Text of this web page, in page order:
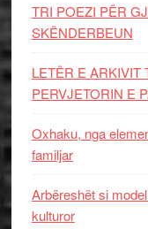
TRI POEZI PËR
SKËNDERBEUN
LETËR E ARKIVIT
PERVJETORIN E
Oxhaku, nga
familjar
Arbëreshët si
kulturor